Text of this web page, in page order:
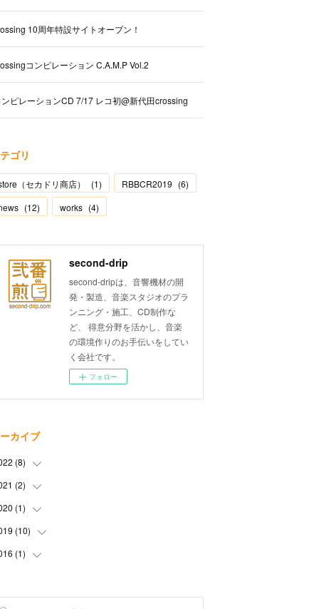
10周年特設サイトオープン！
コンピレーション C.A.M.P Vol.2
ンピレーションCD 7/17 レコ初@新代田crossing
ゴリ
（セカドリ商店） (1) RBBCR2019 (6)
(12) works (4)
second-drip
second-dripは、音響機材の開
発・製造、音楽スタジオのプラ
ンニング・施工、CD制作な
ど、 得意分野を活かし、音楽
の環境作りのお手伝いをしてい
く会社です。
フォロー
カイブ
(8)
(
)
(
)
(1
(
)
(2)
(
)
(1
(1)
(1
(10)
(
)
(2)
(1)